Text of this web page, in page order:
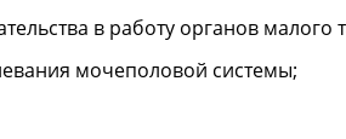
в работу органов малого
мочеполовой системы;